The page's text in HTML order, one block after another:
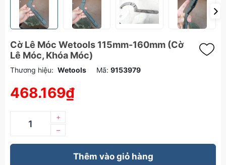
Cờ Lê Móc Wetools 115mm-160mm (Cờ
Lê Móc, Khóa Móc)
Thương hiệu: Wetools Mã: 9153979
468.169₫
–
+
Thêm vào giỏ hàng